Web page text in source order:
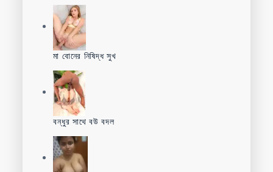
মা বোনের নিষিদ্ধ সুখ
বন্ধুর সাথে বউ বদল